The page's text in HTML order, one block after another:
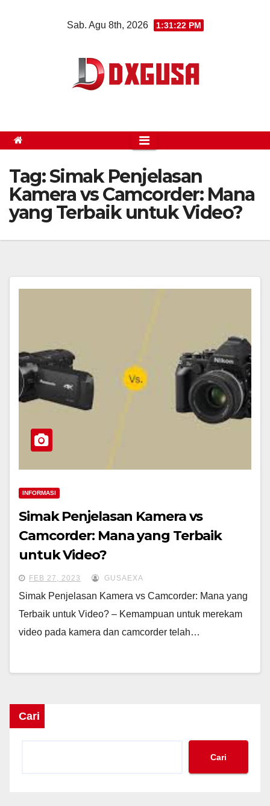
Sab. Agu 8th, 2026 1:31:23 PM
Tag:Simak Penjelasan
Kamera vs Camcorder: Mana
yang Terbaik untuk Video?
INFORMASI
Simak Penjelasan Kamera vs
Camcorder: Mana yang Terbaik
untuk Video?
FEB 27, 2023 GUSAEXA
Simak Penjelasan Kamera vs Camcorder: Mana yang
Terbaik untuk Video? – Kemampuan untuk merekam
video pada kamera dan camcorder telah…
Cari
Cari